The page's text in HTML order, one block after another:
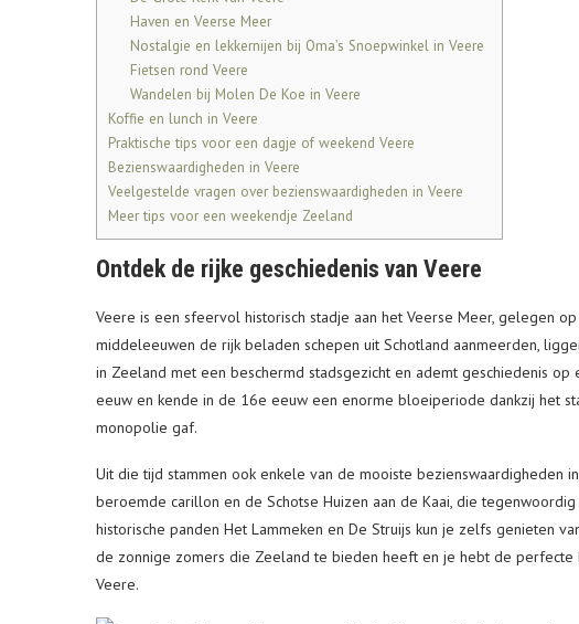
Haven en Veerse Meer
Nostalgie en lekkernijen bij Oma’s Snoepwinkel in Veere
Fietsen rond Veere
Wandelen bij Molen De Koe in Veere
Koffie en lunch in Veere
Praktische tips voor een dagje of weekend Veere
Bezienswaardigheden in Veere
Veelgestelde vragen over bezienswaardigheden in Veere
Meer tips voor een weekendje Zeeland
Ontdek de rijke geschiedenis van Veere
Veere is een sfeervol historisch stadje aan het Veerse Meer, gelegen
middeleeuwen de rijk beladen schepen uit Schotland aanmeerden,
in Zeeland met een beschermd stadsgezicht en ademt geschiedenis
eeuw en kende in de 16e eeuw een enorme bloeiperiode dankzij het
monopolie gaf.
Uit die tijd stammen ook enkele van de mooiste bezienswaardigheden
beroemde carillon en de Schotse Huizen aan de Kaai, die
historische panden Het Lammeken en De Struijs kun je zelfs genieten
de zonnige zomers die Zeeland te bieden heeft en je hebt de
Veere.